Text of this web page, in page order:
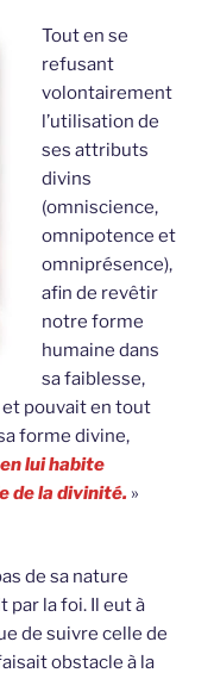
Tout en se
refusant
volontairement
l’utilisation de
ses attributs
divins
(omniscience,
omnipotence et
omniprésence),
afin de revêtir
notre forme
humaine dans
sa faiblesse,
et pouvait en tout
forme divine,
lui habite
de la divinité. »
de sa nature
par la foi. Il eut à
de suivre celle de
obstacle à la